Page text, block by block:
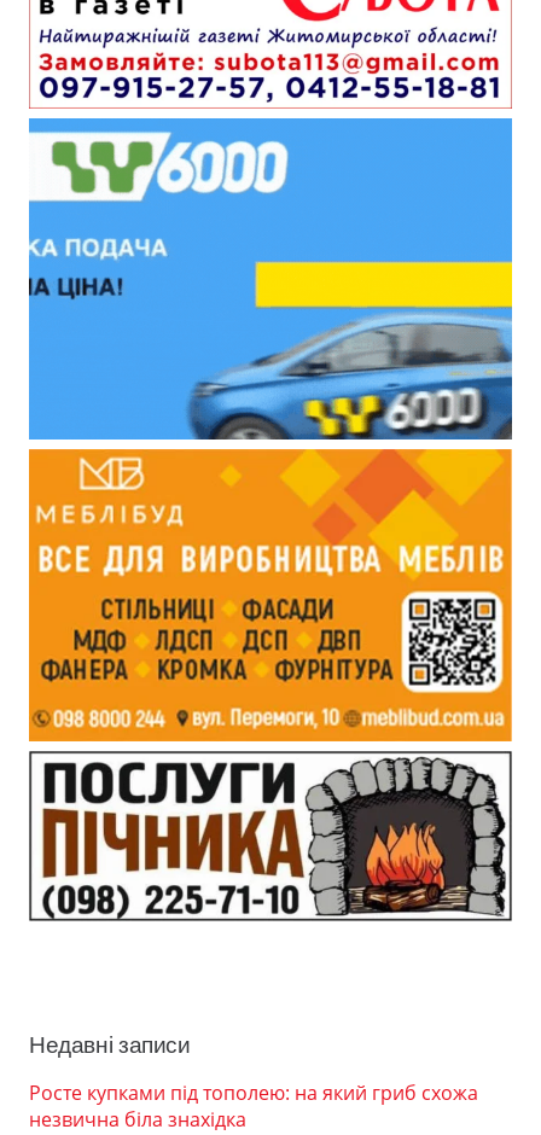
Недавні записи
Росте купками під тополею: на який гриб схожа
незвична біла знахідка